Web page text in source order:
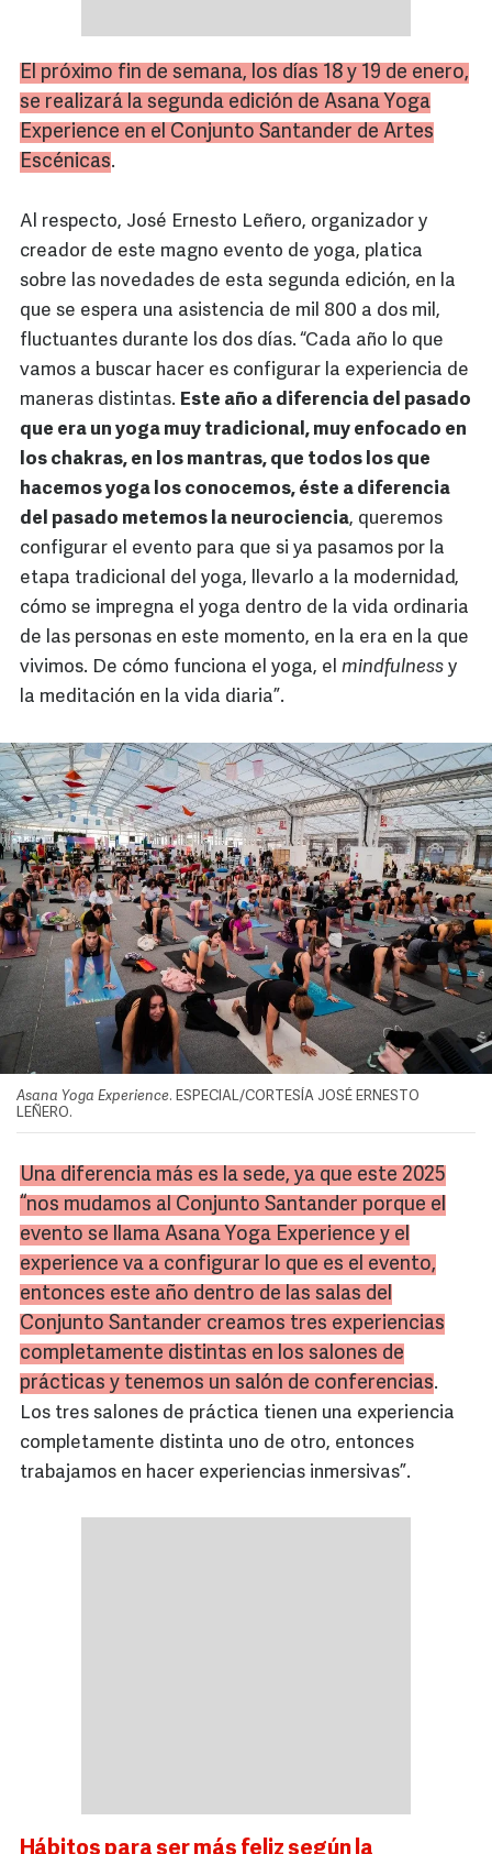
El próximo fin de semana, los días 18 y 19 de enero,
se realizará la segunda edición de Asana Yoga
Experience en el Conjunto Santander de Artes
Escénicas.
Al respecto, José Ernesto Leñero, organizador y
creador de este magno evento de yoga, platica
sobre las novedades de esta segunda edición, en la
que se espera una asistencia de mil 800 a dos mil,
fluctuantes durante los dos días. “Cada año lo que
vamos a buscar hacer es configurar la experiencia de
maneras distintas. Este año a diferencia del pasado
que era un yoga muy tradicional, muy enfocado en
los chakras, en los mantras, que todos los que
hacemos yoga los conocemos, éste a diferencia
del pasado metemos la neurociencia, queremos
configurar el evento para que si ya pasamos por la
etapa tradicional del yoga, llevarlo a la modernidad,
cómo se impregna el yoga dentro de la vida ordinaria
de las personas en este momento, en la era en la que
vivimos. De cómo funciona el yoga, el mindfulness y
la meditación en la vida diaria”.
Asana Yoga Experience. ESPECIAL/CORTESÍA JOSÉ ERNESTO
LEÑERO.
Una diferencia más es la sede, ya que este 2025
“nos mudamos al Conjunto Santander porque el
evento se llama Asana Yoga Experience y el
experience va a configurar lo que es el evento,
entonces este año dentro de las salas del
Conjunto Santander creamos tres experiencias
completamente distintas en los salones de
prácticas y tenemos un salón de conferencias.
Los tres salones de práctica tienen una experiencia
completamente distinta uno de otro, entonces
trabajamos en hacer experiencias inmersivas”.
Hábitos para ser más feliz según la